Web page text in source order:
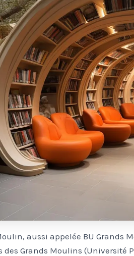
aussi appelée BU Grands
Grands Moulins (Université